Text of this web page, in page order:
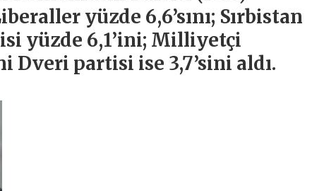
yüzde 6,6’sını; Sırbistan
yüzde 6,1’ini; Milliyetçi
Dveri partisi ise 3,7’sini aldı.